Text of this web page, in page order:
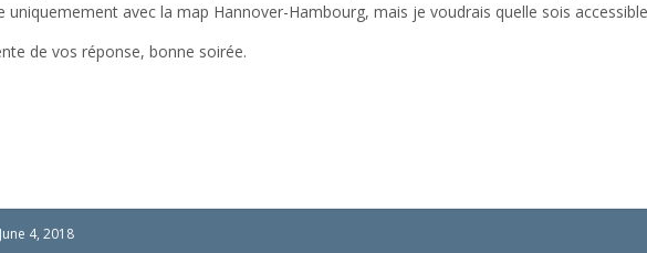
uniquemement avec la map Hannover-Hambourg, mais je voudrais quelle sois
de vos réponse, bonne soirée.
June 4, 2018